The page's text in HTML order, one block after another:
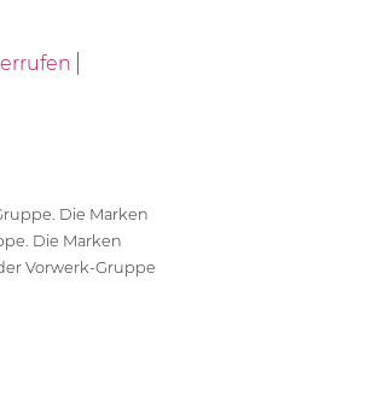
Die Marken
Die Marken
Vorwerk-Gruppe